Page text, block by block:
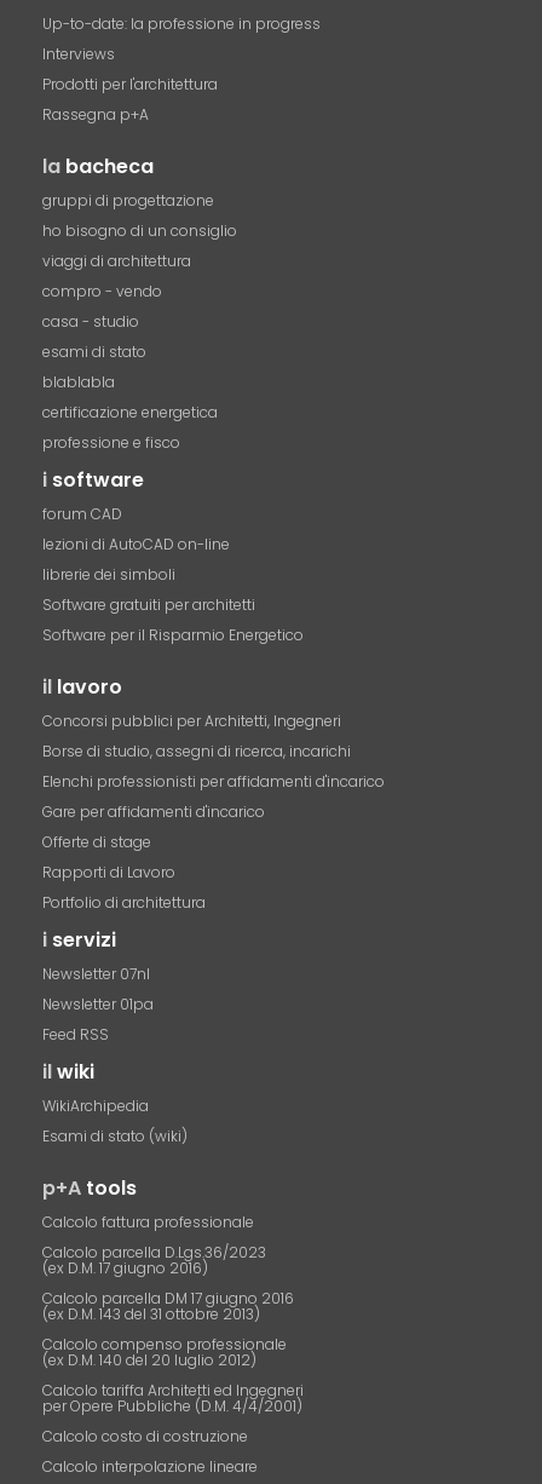
Up-to-date: la professione in progress
Interviews
Prodotti per l'architettura
Rassegna p+A
la bacheca
gruppi di progettazione
ho bisogno di un consiglio
viaggi di architettura
compro - vendo
casa - studio
esami di stato
blablabla
certificazione energetica
professione e fisco
i software
forum CAD
lezioni di AutoCAD on-line
librerie dei simboli
Software gratuiti per architetti
Software per il Risparmio Energetico
il lavoro
Concorsi pubblici per Architetti, Ingegneri
Borse di studio, assegni di ricerca, incarichi
Elenchi professionisti per affidamenti d'incarico
Gare per affidamenti d'incarico
Offerte di stage
Rapporti di Lavoro
Portfolio di architettura
i servizi
Newsletter 07nl
Newsletter 01pa
Feed RSS
ilwiki
WikiArchipedia
Esami di stato (wiki)
p+A tools
Calcolo fattura professionale
Calcolo parcella D.Lgs.36/2023
(ex D.M. 17 giugno 2016)
Calcolo parcella DM 17 giugno 2016
(ex D.M. 143 del 31 ottobre 2013)
Calcolo compenso professionale
(ex D.M. 140 del 20 luglio 2012)
Calcolo tariffa Architetti ed Ingegneri
per Opere Pubbliche (D.M. 4/4/2001)
Calcolo costo di costruzione
Calcolo interpolazione lineare